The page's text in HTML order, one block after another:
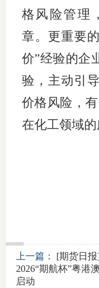
格风险管理
章。更重要
价”经验的企
验，主动引
价格风险，
在化工领域的
上一篇：
[期货日
2026“期航杯”粤港
启动